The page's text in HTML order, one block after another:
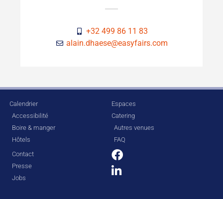
+32 499 86 11 83
alain.dhaese@easyfairs.com
Calendrier
Accessibilité
Boire & manger
Hôtels
Espaces
Catering
Autres venues
FAQ
Contact
Presse
Jobs